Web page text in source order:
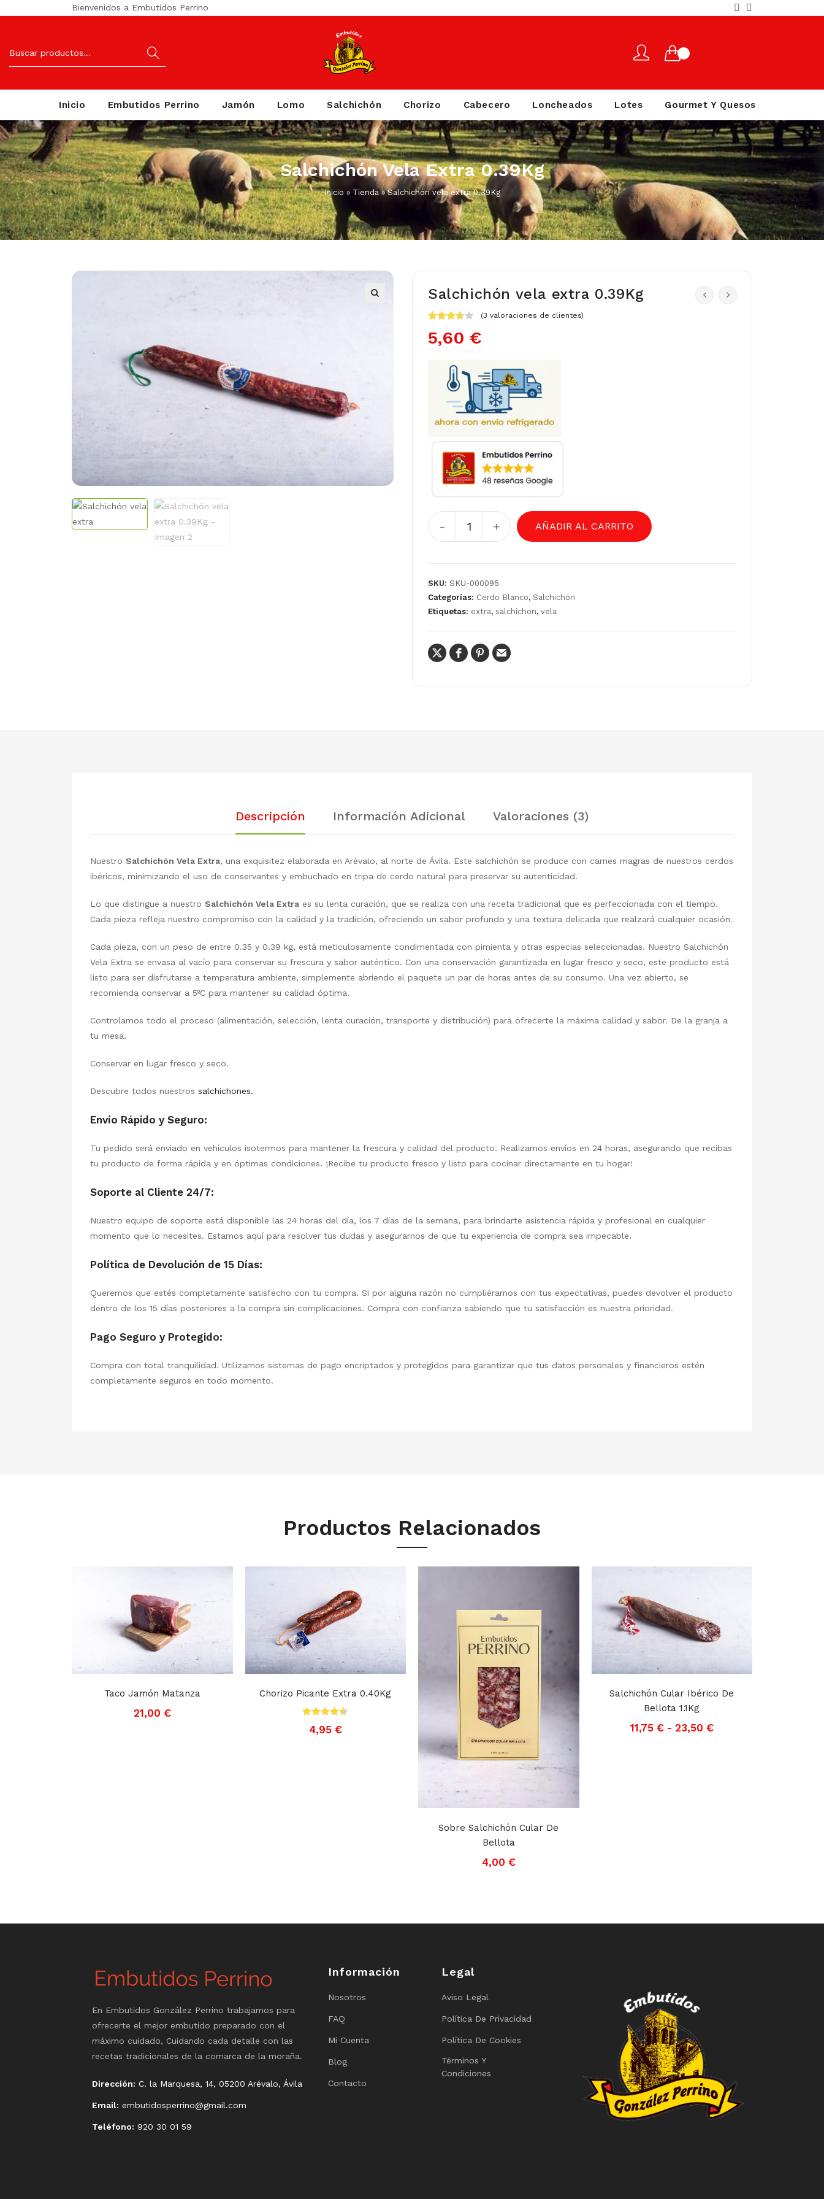
Bienvenidos a Embutidos Perrino
Inicio Embutidos Perrino Jamón Lomo Salchichón Chorizo Cabecero Loncheados Lotes Gourmet Y Quesos
Salchichón Vela Extra 0.39Kg
Inicio » Tienda»Salchichón vela extra 0.39Kg
Salchichón vela extra 0.39Kg
con 3.67
de 5 en
valoracio
nes de
clientes
(3 valoraciones de clientes)
5,60 €
- + AÑADIR AL CARRITO
SKU: SKU-000095
Categorías: Cerdo Blanco, Salchichón
Etiquetas: extra, salchichon, vela
Descripción Información Adicional Valoraciones (3)
Nuestro Salchichón Vela Extra, una exquisitez elaborada en Arévalo, al norte de Ávila. Este salchichón se produce con carnes magras de nuestros cerdos
ibéricos, minimizando el uso de conservantes y embuchado en tripa de cerdo natural para preservar su autenticidad.
Lo que distingue a nuestro Salchichón Vela Extra es su lenta curación, que se realiza con una receta tradicional que es perfeccionada con el tiempo.
Cada pieza refleja nuestro compromiso con la calidad y la tradición, ofreciendo un sabor profundo y una textura delicada que realzará cualquier ocasión.
Cada pieza, con un peso de entre 0.35 y 0.39 kg, está meticulosamente condimentada con pimienta y otras especias seleccionadas. Nuestro Salchichón
Vela Extra se envasa al vacío para conservar su frescura y sabor auténtico. Con una conservación garantizada en lugar fresco y seco, este producto está
listo para ser disfrutarse a temperatura ambiente, simplemente abriendo el paquete un par de horas antes de su consumo. Una vez abierto, se
recomienda conservar a 5ºC para mantener su calidad óptima.
Controlamos todo el proceso (alimentación, selección, lenta curación, transporte y distribución) para ofrecerte la máxima calidad y sabor. De la granja a
tu mesa.
Conservar en lugar fresco y seco.
Descubre todos nuestros salchichones.
Envío Rápido y Seguro:
Tu pedido será enviado en vehículos isotermos para mantener la frescura y calidad del producto. Realizamos envíos en 24 horas, asegurando que recibas
tu producto de forma rápida y en óptimas condiciones. ¡Recibe tu producto fresco y listo para cocinar directamente en tu hogar!
Soporte al Cliente 24/7:
Nuestro equipo de soporte está disponible las 24 horas del día, los 7 días de la semana, para brindarte asistencia rápida y profesional en cualquier
momento que lo necesites. Estamos aquí para resolver tus dudas y asegurarnos de que tu experiencia de compra sea impecable.
Política de Devolución de 15 Días:
Queremos que estés completamente satisfecho con tu compra. Si por alguna razón no cumpliéramos con tus expectativas, puedes devolver el producto
dentro de los 15 días posteriores a la compra sin complicaciones. Compra con confianza sabiendo que tu satisfacción es nuestra prioridad.
Pago Seguro y Protegido:
Compra con total tranquilidad. Utilizamos sistemas de pago encriptados y protegidos para garantizar que tus datos personales y financieros estén
completamente seguros en todo momento.
Productos Relacionados
Taco Jamón Matanza
21,00 €
Chorizo Picante Extra 0.40Kg
4,95 €
Valorado
con4.50 de
Sobre Salchichón Cular De
Bellota
4,00 €
Salchichón Cular Ibérico De
Bellota 1.1Kg
11,75 € - 23,50 €
En Embutidos González Perrino trabajamos para
ofrecerte el mejor embutido preparado con el
máximo cuidado, Cuidando cada detalle con las
recetas tradicionales de la comarca de la moraña.
Dirección: C. la Marquesa, 14, 05200 Arévalo, Ávila
Email: embutidosperrino@gmail.com
Teléfono: 920 30 01 59
Información
Nosotros
FAQ
Mi Cuenta
Blog
Contacto
Legal
Aviso Legal
Política De Privacidad
Política De Cookies
Términos Y
Condiciones